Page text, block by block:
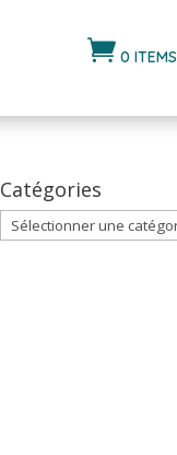
 0 ITEMS
Catégories
Catégories